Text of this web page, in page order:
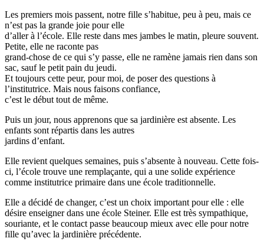
Les premiers mois passent, notre fille s’habitue, peu à peu, mais ce
n’est pas la grande joie pour elle
d’aller à l’école. Elle reste dans mes jambes le matin, pleure souvent.
Petite, elle ne raconte pas
grand-chose de ce qui s’y passe, elle ne ramène jamais rien dans son
sac, sauf le petit pain du jeudi.
Et toujours cette peur, pour moi, de poser des questions à
l’institutrice. Mais nous faisons confiance,
c’est le début tout de même.
Puis un jour, nous apprenons que sa jardinière est absente. Les
enfants sont répartis dans les autres
jardins d’enfant.
Elle revient quelques semaines, puis s’absente à nouveau. Cette fois-
ci, l’école trouve une remplaçante, qui a une solide expérience
comme institutrice primaire dans une école traditionnelle.
Elle a décidé de changer, c’est un choix important pour elle : elle
désire enseigner dans une école Steiner. Elle est très sympathique,
souriante, et le contact passe beaucoup mieux avec elle pour notre
fille qu’avec la jardinière précédente.